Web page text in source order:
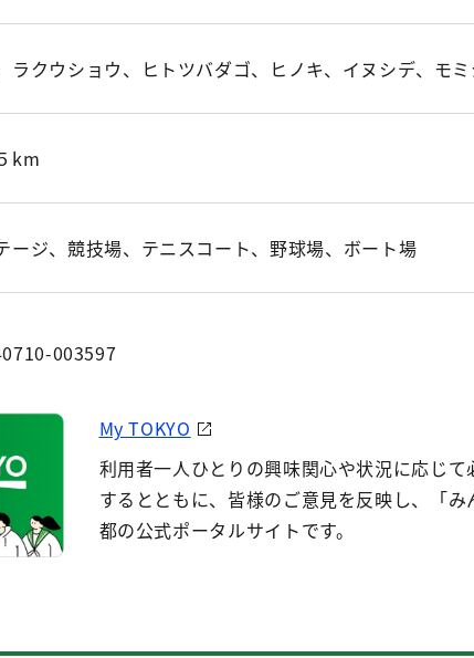
ラクウショウ、ヒトツバダゴ、ヒノキ、イヌシデ、モミ
km
ージ、競技場、テニスコート、野球場、ボート場
003597
My TOKYO
利用者一人ひとりの興味関心や状況に応じて
するとともに、皆様のご意見を反映し、「み
都の公式ポータルサイトです。